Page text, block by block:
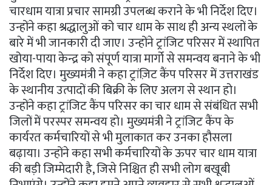
चारधाम यात्रा प्रचार सामग्री उपलब्ध कराने के भी निर्देश दिए।
उन्होंने कहा श्रद्धालुओं को चार धाम के साथ ही अन्य स्थलों के
बारे में भी जानकारी दी जाए। उन्होंने ट्रांजिट परिसर में स्थापित
खोया-पाया केन्द्र को संपूर्ण यात्रा मार्गो से समन्वय बनाने के भी
निर्देश दिए। मुख्यमंत्री ने कहा ट्रांज़िट कैंप परिसर में उत्तराखंड
के स्थानीय उत्पादों की बिक्री के लिए अलग से स्थान हो।
उन्होंने कहा ट्रांजिट कैंप परिसर का चार धाम से संबंधित सभी
जिलों में परस्पर समन्वय हो। मुख्यमंत्री ने ट्रांजिट कैंप के
कार्यरत कर्मचारियों से भी मुलाकात कर उनका हौसला
बढ़ाया। उन्होंने कहा सभी कर्मचारियों के ऊपर चार धाम यात्रा
की बड़ी जिम्मेदारी है, जिसे निश्चित ही सभी लोग बखूबी